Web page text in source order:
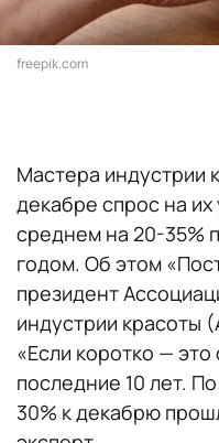
freepik.com
Мастера индустрии
декабре спрос на их
среднем на 20-35%
годом. Об этом
президент
индустрии красоты
«Если коротко —
последние 10 лет.
30% к декабрю